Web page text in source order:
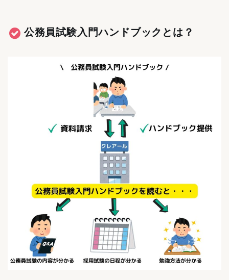
公務員試験入門ハンドブックとは？